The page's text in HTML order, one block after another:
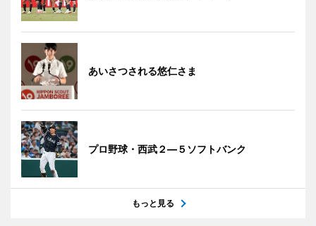
あいさつされる悠仁さま
プロ野球・西武２―５ソフトバンク
もっと見る